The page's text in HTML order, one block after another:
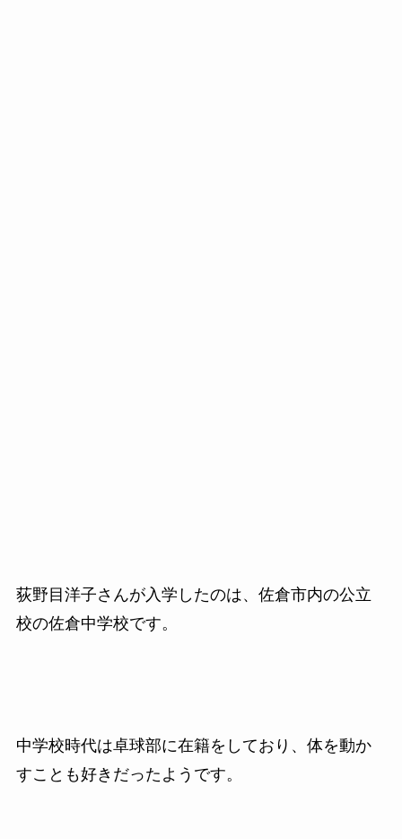
荻野目洋子さんが入学したのは、佐倉市内の公立
校の佐倉中学校です。
中学校時代は卓球部に在籍をしており、体を動か
すことも好きだったようです。